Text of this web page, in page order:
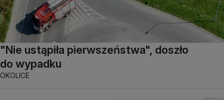
"Nie ustąpiła pierwszeństwa", doszło
do wypadku
OKOLICE